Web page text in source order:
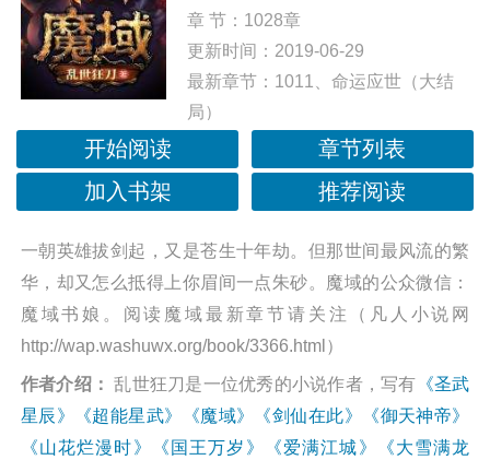
章 节：1028章
更新时间：2019-06-29
最新章节： 1011、命运应世（大结
局）
开始阅读
章节列表
加入书架
推荐阅读
一朝英雄拔剑起，又是苍生十年劫。但那世间最风流的繁
华，却又怎么抵得上你眉间一点朱砂。魔域的公众微信：
魔域书娘。阅读魔域最新章节请关注（凡人小说网
http://wap.washuwx.org/book/3366.html）
作者介绍： 乱世狂刀是一位优秀的小说作者，写有 《圣武
星辰》
《超能星武》 《魔域》 《剑仙在此》
《御天神帝》
《山花烂漫时》
《国王万岁》 《爱满江城》
《大雪满龙